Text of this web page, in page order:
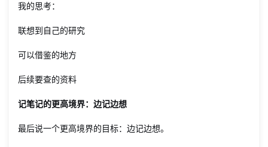
我的思考：
联想到自己的研究
可以借鉴的地方
后续要查的资料
记笔记的更高境界：边记边想
最后说一个更高境界的目标：边记边想。